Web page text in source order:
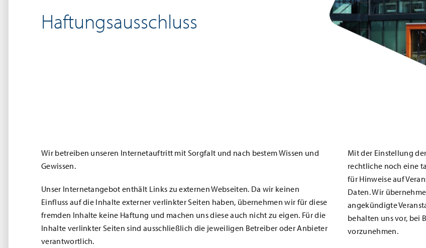
Haftungsausschluss
Wir betreiben unseren Internetauftritt mit Sorgfalt und nach bestem Wissen und
Gewissen.
Unser Internetangebot enthält Links zu externen Webseiten. Da wir keinen
Einfluss auf die Inhalte externer verlinkter Seiten haben, übernehmen wir für diese
fremden Inhalte keine Haftung und machen uns diese auch nicht zu eigen. Für die
Inhalte verlinkter Seiten sind ausschließlich die jeweiligen Betreiber oder Anbieter
verantwortlich.
Mit der Einstellung
rechtliche noch eine
für Hinweise auf
Daten. Wir
angekündigte
behalten uns vor, bei
vorzunehmen.